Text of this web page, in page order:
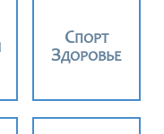
СПОРТ
ЗДОРОВЬЕ